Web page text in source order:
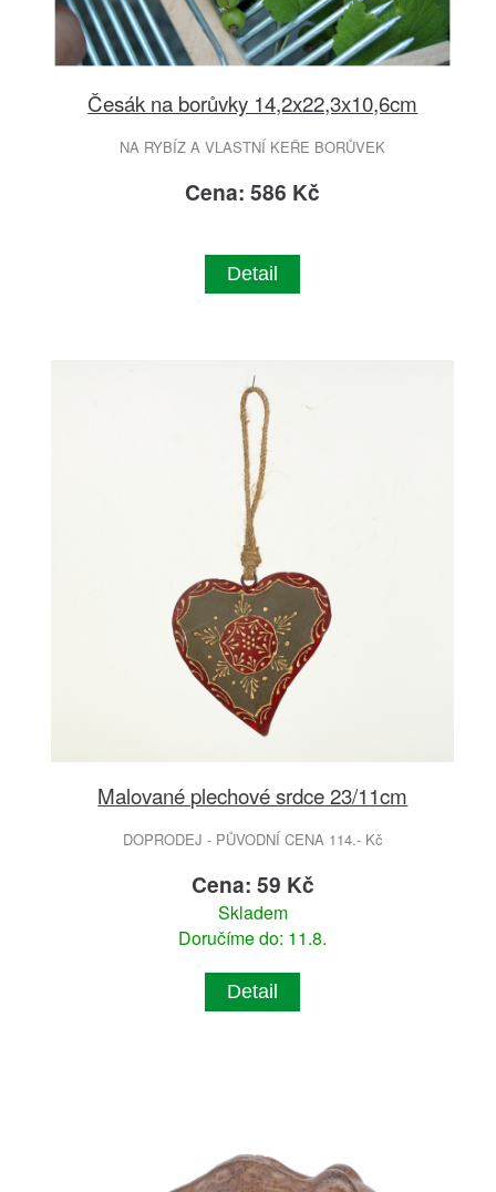
Česák na borůvky 14,2x22,3x10,6cm
NA RYBÍZ A VLASTNÍ KEŘE BORŮVEK
Cena: 586 Kč
Detail
Malované plechové srdce 23/11cm
DOPRODEJ - PŮVODNÍ CENA 114.- Kč
Cena: 59 Kč
Skladem
Doručíme do: 11.8.
Detail